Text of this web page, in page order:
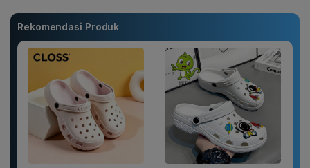
Rekomendasi Produk